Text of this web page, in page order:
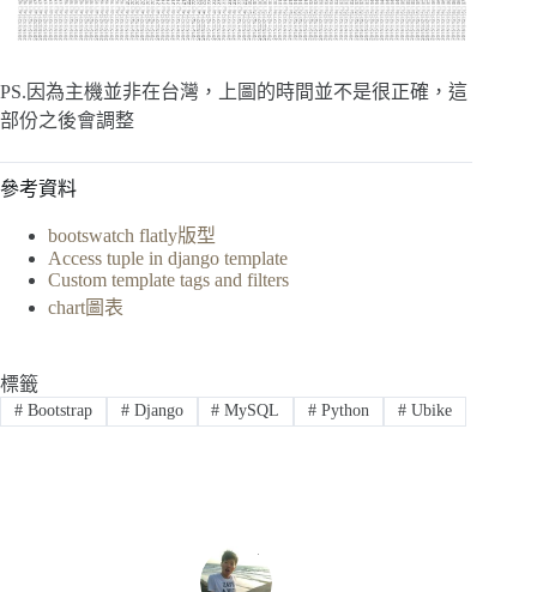
PS.因為主機並非在台灣，上圖的時間並不是很正確，這
部份之後會調整
參考資料
bootswatch flatly版型
Access tuple in django template
Custom template tags and filters
chart圖表
標籤
#Bootstrap #Django # MySQL # Python # Ubike